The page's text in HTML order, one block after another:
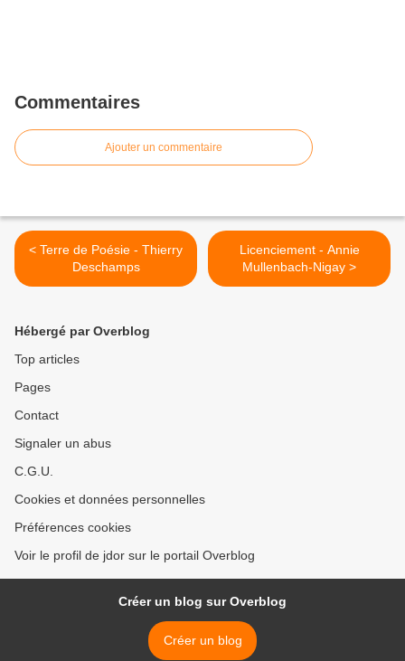
Commentaires
Ajouter un commentaire
< Terre de Poésie - Thierry
Deschamps
Licenciement - Annie
Mullenbach-Nigay >
Hébergé par Overblog
Top articles
Pages
Contact
Signaler un abus
C.G.U.
Cookies et données personnelles
Préférences cookies
Voir le profil de jdor sur le portail Overblog
Créer un blog sur Overblog
Créer un blog